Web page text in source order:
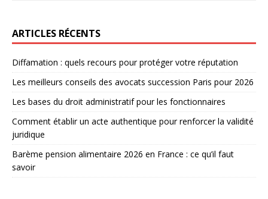
ARTICLES RÉCENTS
Diffamation : quels recours pour protéger votre réputation
Les meilleurs conseils des avocats succession Paris pour 2026
Les bases du droit administratif pour les fonctionnaires
Comment établir un acte authentique pour renforcer la validité
juridique
Barème pension alimentaire 2026 en France : ce qu’il faut
savoir